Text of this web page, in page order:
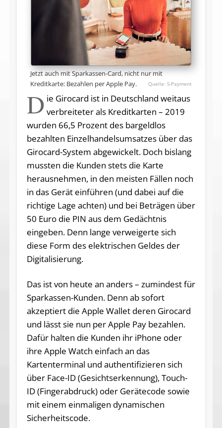
Jetzt auch mit Sparkassen-Card, nicht nur mit
Kreditkarte: Bezahlen per Apple Pay.
S-Payment
D ie Girocard ist in Deutschland weitaus
verbreiteter als Kreditkarten – 2019
wurden 66,5 Prozent des bargeldlos
bezahlten Einzelhandelsumsatzes über das
Girocard-System abgewickelt. Doch bislang
mussten die Kunden stets die Karte
herausnehmen, in den meisten Fällen noch
in das Gerät einführen (und dabei auf die
richtige Lage achten) und bei Beträgen über
50 Euro die PIN aus dem Gedächtnis
eingeben. Denn lange verweigerte sich
diese Form des elektrischen Geldes der
Digitalisierung.
Das ist von heute an anders – zumindest für
Sparkassen-Kunden. Denn ab sofort
akzeptiert die Apple Wallet deren Girocard
und lässt sie nun per Apple Pay bezahlen.
Dafür halten die Kunden ihr iPhone oder
ihre Apple Watch einfach an das
Kartenterminal und authentifizieren sich
über Face-ID (Gesichtserkennung), Touch-
ID (Fingerabdruck) oder Gerätecode sowie
mit einem einmaligen dynamischen
Sicherheitscode.